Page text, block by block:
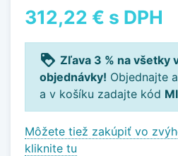
312,22 € s DPH
loyalty Zľava 3 % na všetky
objednávky! Objednajte
a v košíku zadajte kód
Môžete tiež zakúpiť vo
kliknite tu